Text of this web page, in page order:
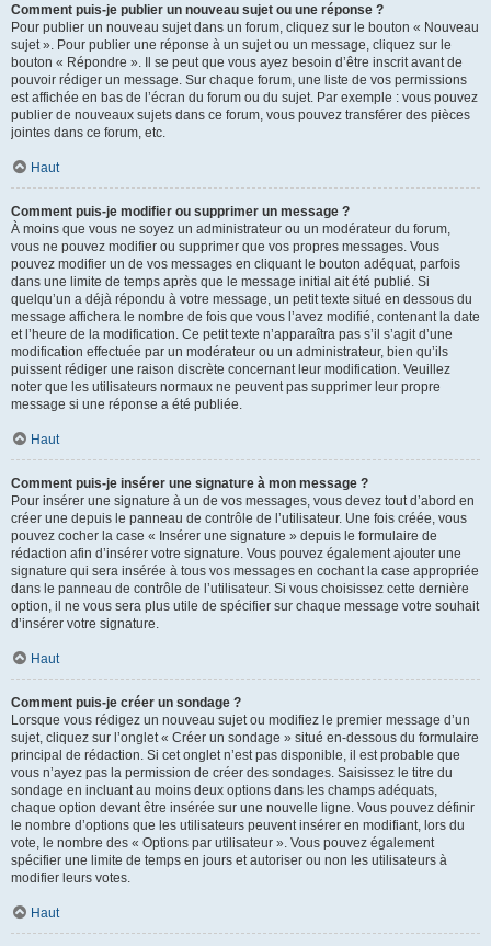
Comment puis-je publier un nouveau sujet ou une réponse ?
Pour publier un nouveau sujet dans un forum, cliquez sur le bouton « Nouveau
sujet ». Pour publier une réponse à un sujet ou un message, cliquez sur le
bouton « Répondre ». Il se peut que vous ayez besoin d’être inscrit avant de
pouvoir rédiger un message. Sur chaque forum, une liste de vos permissions
est affichée en bas de l’écran du forum ou du sujet. Par exemple : vous pouvez
publier de nouveaux sujets dans ce forum, vous pouvez transférer des pièces
jointes dans ce forum, etc.
Haut
Comment puis-je modifier ou supprimer un message ?
À moins que vous ne soyez un administrateur ou un modérateur du forum,
vous ne pouvez modifier ou supprimer que vos propres messages. Vous
pouvez modifier un de vos messages en cliquant le bouton adéquat, parfois
dans une limite de temps après que le message initial ait été publié. Si
quelqu’un a déjà répondu à votre message, un petit texte situé en dessous du
message affichera le nombre de fois que vous l’avez modifié, contenant la date
et l’heure de la modification. Ce petit texte n’apparaîtra pas s’il s’agit d’une
modification effectuée par un modérateur ou un administrateur, bien qu’ils
puissent rédiger une raison discrète concernant leur modification. Veuillez
noter que les utilisateurs normaux ne peuvent pas supprimer leur propre
message si une réponse a été publiée.
Haut
Comment puis-je insérer une signature à mon message ?
Pour insérer une signature à un de vos messages, vous devez tout d’abord en
créer une depuis le panneau de contrôle de l’utilisateur. Une fois créée, vous
pouvez cocher la case « Insérer une signature » depuis le formulaire de
rédaction afin d’insérer votre signature. Vous pouvez également ajouter une
signature qui sera insérée à tous vos messages en cochant la case appropriée
dans le panneau de contrôle de l’utilisateur. Si vous choisissez cette dernière
option, il ne vous sera plus utile de spécifier sur chaque message votre souhait
d’insérer votre signature.
Haut
Comment puis-je créer un sondage ?
Lorsque vous rédigez un nouveau sujet ou modifiez le premier message d’un
sujet, cliquez sur l’onglet « Créer un sondage » situé en-dessous du formulaire
principal de rédaction. Si cet onglet n’est pas disponible, il est probable que
vous n’ayez pas la permission de créer des sondages. Saisissez le titre du
sondage en incluant au moins deux options dans les champs adéquats,
chaque option devant être insérée sur une nouvelle ligne. Vous pouvez définir
le nombre d’options que les utilisateurs peuvent insérer en modifiant, lors du
vote, le nombre des « Options par utilisateur ». Vous pouvez également
spécifier une limite de temps en jours et autoriser ou non les utilisateurs à
modifier leurs votes.
Haut